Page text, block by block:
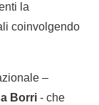
la
coinvolgendo
–
Borri - che